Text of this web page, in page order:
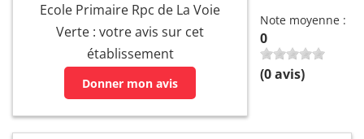
Ecole Primaire Rpc de La Voie
Verte : votre avis sur cet
établissement
Donner mon avis
Note moyenne :
0
(0avis)